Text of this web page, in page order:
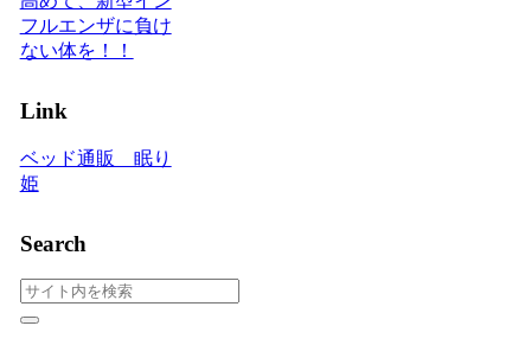
フルエンザに負け
ない体を！！
Link
ベッド通販 眠り
姫
Search